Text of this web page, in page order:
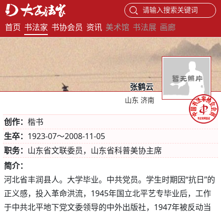
请输入搜索关键词
首页 书法家 书协会员 资讯 美术馆 书法展 画廊
张鹤云
山东 济南
创作： 楷书
生卒： 1923-07～2008-11-05
职务： 山东省文联委员，山东省科普美协主席
简介：
河北省丰润县人。大学毕业。中共党员。学生时期因“抗日”的
正义感，投入革命洪流，1945年国立北平艺专毕业后，工作
于中共北平地下党文委领导的中外出版社，1947年被反动当